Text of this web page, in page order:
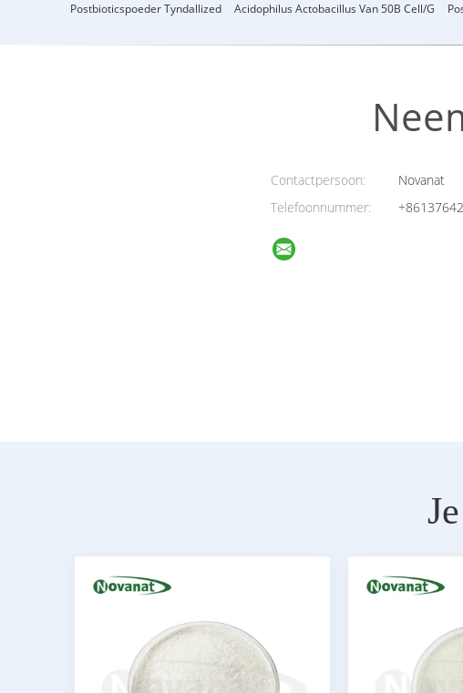
Postbioticspoeder Tyndallized Acidophilus Actobacillus Van 50B Cell/g
Contactpersoon:
Novanat
Telefoonnummer: